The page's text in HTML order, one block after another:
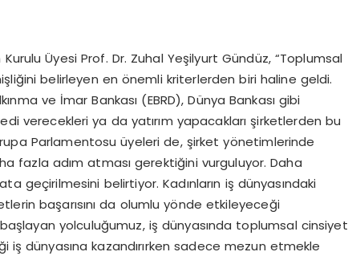
Üyesi Prof. Dr. Zuhal Yeşilyurt Gündüz, “Toplumsal
belirleyen en önemli kriterlerden biri haline geldi.
ve İmar Bankası (EBRD), Dünya Bankası gibi
verecekleri ya da yatırım yapacakları şirketlerden bu
Parlamentosu üyeleri de, şirket yönetimlerinde
fazla adım atması gerektiğini vurguluyor. Daha
geçirilmesini belirtiyor. Kadınların iş dünyasındaki
başarısını da olumlu yönde etkileyeceği
yolculuğumuz, iş dünyasında toplumsal cinsiyet
dünyasına kazandırırken sadece mezun etmekle